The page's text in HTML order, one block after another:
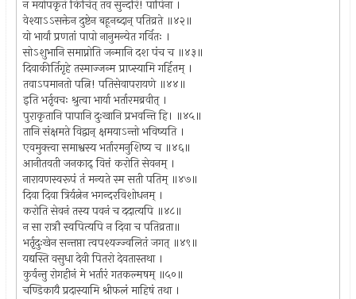
न मयोपकृतं किंचित् तव सुन्दरि! पापिना ।
वेश्याऽऽसक्तेन दुष्टेन बहूनब्दान् पतिव्रते ॥४२॥
यो भार्यां प्रणतां पापो नानुमन्येत गर्वितः ।
सोऽशुभानि समाप्नोति जन्मानि दश पंच च ॥४३॥
दिवाकीर्तिगृहे तस्माज्जन्म प्राप्स्यामि गर्हितम् ।
तवाऽपमानतो पत्नि! पतिसेवापरायणे ॥४४॥
इति भर्तृवचः श्रुत्वा भार्या भर्तारमब्रवीत् ।
पुराकृतानि पापानि दुःखानि प्रभवन्ति हि। ॥४५॥
तानि संक्षमते विद्वान् क्षमयाऽन्तो भविष्यति ।
एवमुक्त्वा समाश्वस्य भर्तारमनुशिष्य च ॥४६॥
आनीतवती जनकाद् वित्तं करोति सेवनम् ।
नारायणस्वरूपं तं मन्यते स्म सती पतिम् ॥४७॥
दिवा दिवा त्रिर्यत्नेन भगन्दरविशोधनम् ।
करोति सेवनं तस्य पवनं च ददात्यपि ॥४८॥
न सा रात्रौ स्वपित्यपि न दिवा च पतिव्रता॥
भर्तृदुःखेन सन्तप्ता त्वपश्यज्ज्वलितं जगत् ॥४९॥
यद्यस्ति वसुधा देवी पितरो देवतास्तथा ।
कुर्वन्तु रोगहीनं मे भर्तारं गतकल्मषम् ॥५०॥
चण्डिकायै प्रदास्यामि श्रीफलं माहिषं तथा ।